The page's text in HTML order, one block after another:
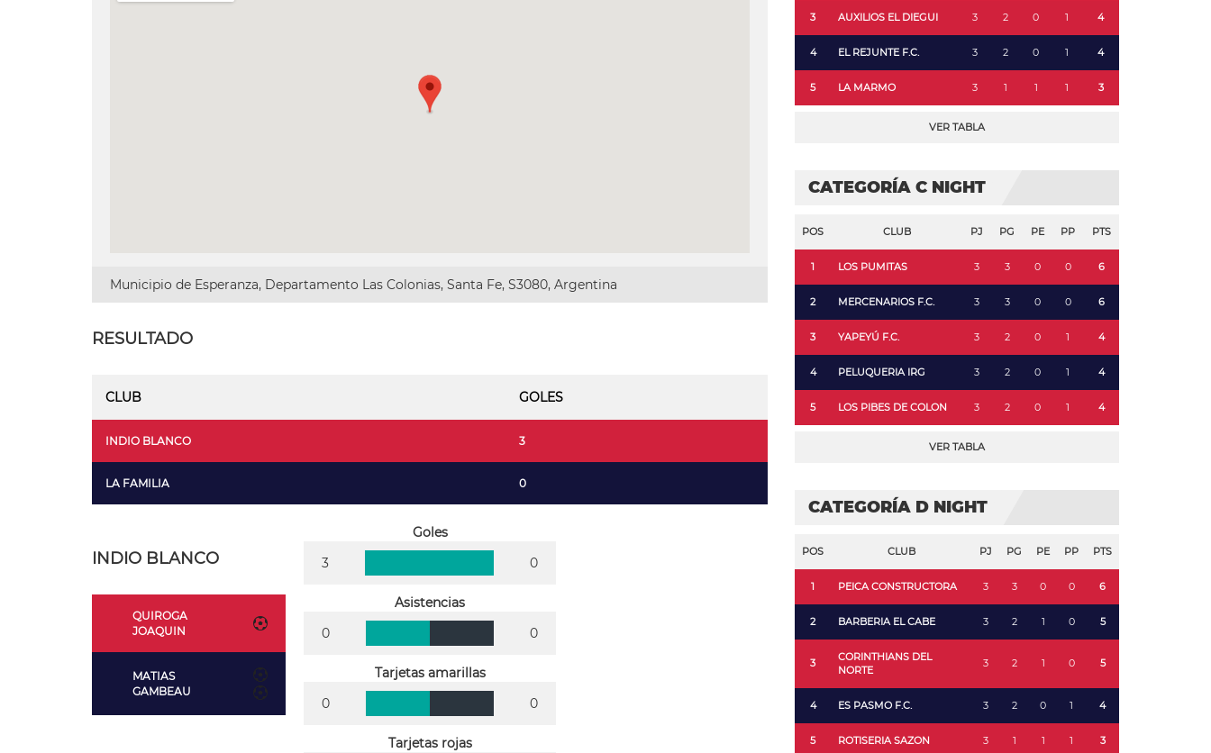
Municipio de Esperanza, Departamento Las Colonias, Santa Fe, S3080, Argentina
RESULTADO
CLUB GOLES
INDIO BLANCO 3
LA FAMILIA 0
INDIO BLANCO
QUIROGA
JOAQUIN
MATIAS
GAMBEAU
Goles
3
0
Asistencias
0
0
Tarjetas amarillas
0
0
Tarjetas rojas
3 AUXILIOS EL DIEGUI 3 2 0 1 4
4 EL REJUNTE F.C. 3 2 0 1 4
5 LA MARMO 3 1 1 1 3
VER TABLA
CATEGORÍA C NIGHT
POS CLUB PJ PG PE PP PTS
1 LOS PUMITAS 3 3 0 0 6
2 MERCENARIOS F.C. 3 3 0 0 6
3 YAPEYÚ F.C. 3 2 0 1 4
4 PELUQUERIA IRG 3 2 0 1 4
5 LOS PIBES DE COLON 3 2 0 1 4
VER TABLA
CATEGORÍA D NIGHT
POS CLUB PJ PG PE PP PTS
1 PEICA CONSTRUCTORA 3 3 0 0 6
2 BARBERIA EL CABE 3 2 1 0 5
3
CORINTHIANS DEL
NORTE
3 2 1 0 5
4 ES PASMO F.C. 3 2 0 1 4
5 ROTISERIA SAZON 3 1 1 1 3